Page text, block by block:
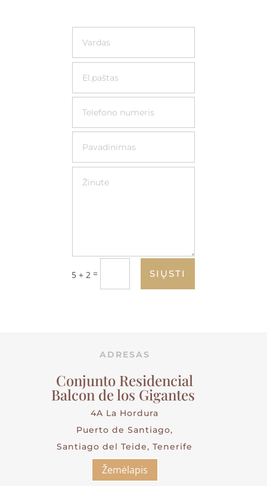
5 + 2 = SIŲSTI
ADRESAS
Conjunto Residencial
Balcon de los Gigantes
4A La Hordura
Puerto de Santiago,
Santiago del Teide, Tenerife
Žemėlapis